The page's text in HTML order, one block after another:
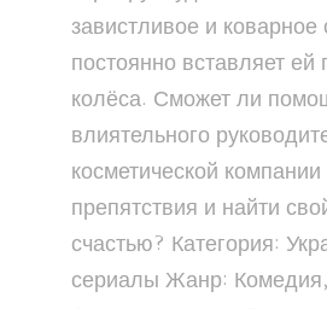
завистливое и
постоянно вставляет ей
колёса. Сможет ли
влиятельного
косметической
препятствия и найти
счастью? Категория:
сериалы Жанр: